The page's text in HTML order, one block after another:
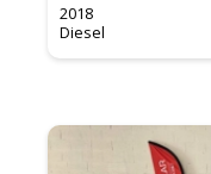
2018
Diesel